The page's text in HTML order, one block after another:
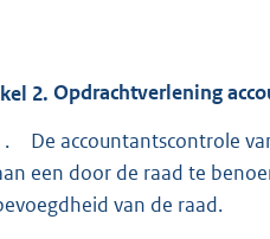
2. Opdrachtverlening
De accountantscontrole
een door de raad te
van de raad.